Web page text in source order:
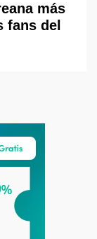
más
fans del